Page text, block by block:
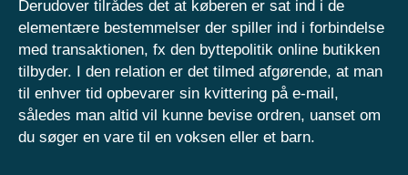
Derudover tilrådes det at køberen er sat ind i de
elementære bestemmelser der spiller ind i forbindelse
med transaktionen, fx den byttepolitik online butikken
tilbyder. I den relation er det tilmed afgørende, at man
til enhver tid opbevarer sin kvittering på e-mail,
således man altid vil kunne bevise ordren, uanset om
du søger en vare til en voksen eller et barn.